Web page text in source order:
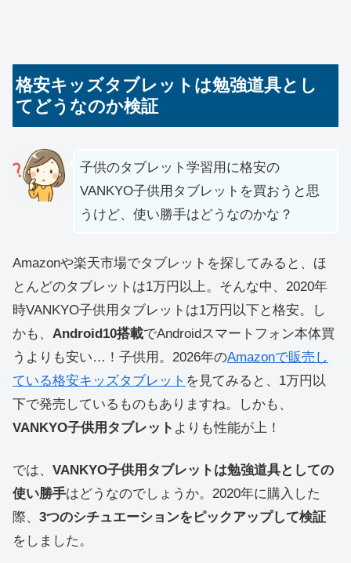
格安キッズタブレットは勉強道具とし
てどうなのか検証
子供のタブレット学習用に格安の
VANKYO子供用タブレットを買おうと思
うけど、使い勝手はどうなのかな？
Amazonや楽天市場でタブレットを探してみると、ほ
とんどのタブレットは1万円以上。そんな中、2020年
時VANKYO子供用タブレットは1万円以下と格安。し
かも、 Android10搭載でAndroidスマートフォン本体買
うよりも安い…！子供用。2026年のAmazonで販売し
ている格安キッズタブレット を見てみると、1万円以
下で発売しているものもありますね。しかも、
VANKYO子供用タブレット よりも性能が上！
では、 VANKYO子供用タブレットは勉強道具としての
使い勝手はどうなのでしょうか。2020年に購入した
際、 3つのシチュエーションをピックアップして検証
をしました。